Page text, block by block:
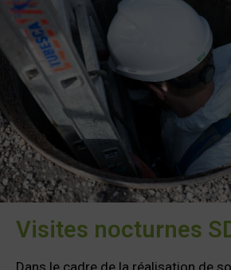
Visites nocturnes